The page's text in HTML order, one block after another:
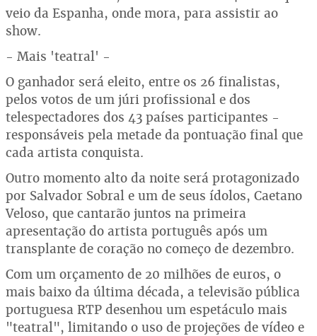
veio da Espanha, onde mora, para assistir ao
show.
- Mais 'teatral' -
O ganhador será eleito, entre os 26 finalistas,
pelos votos de um júri profissional e dos
telespectadores dos 43 países participantes -
responsáveis pela metade da pontuação final que
cada artista conquista.
Outro momento alto da noite será protagonizado
por Salvador Sobral e um de seus ídolos, Caetano
Veloso, que cantarão juntos na primeira
apresentação do artista português após um
transplante de coração no começo de dezembro.
Com um orçamento de 20 milhões de euros, o
mais baixo da última década, a televisão pública
portuguesa RTP desenhou um espetáculo mais
"teatral", limitando o uso de projeções de vídeo e